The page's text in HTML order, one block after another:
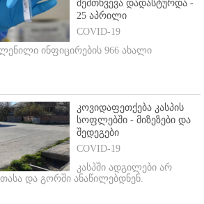
შემთხვევა დადასტურდა -
25 აპრილი
COVID-19
ინფიცირების 966 ახალი
კოვიდაფეთქება კასპის
სოფლებში - მიზეზები და
შედეგები
COVID-19
კასპში ადგილები არ
და გორში ანაწილებდნენ.